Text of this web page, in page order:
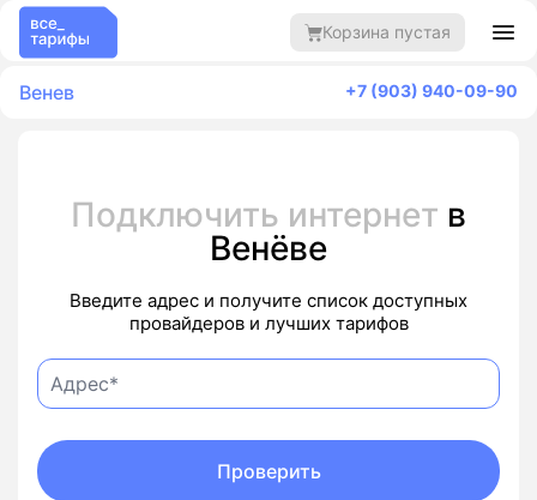
Корзина пустая
Венев +7 (903) 940-09-90
Подключить интернет в
Венёве
Введите адрес и получите список доступных
провайдеров и лучших тарифов
Проверить